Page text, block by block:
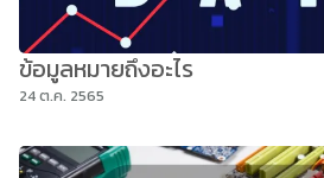
ข้อมูลหมายถึงอะไร
24 ต.ค. 2565